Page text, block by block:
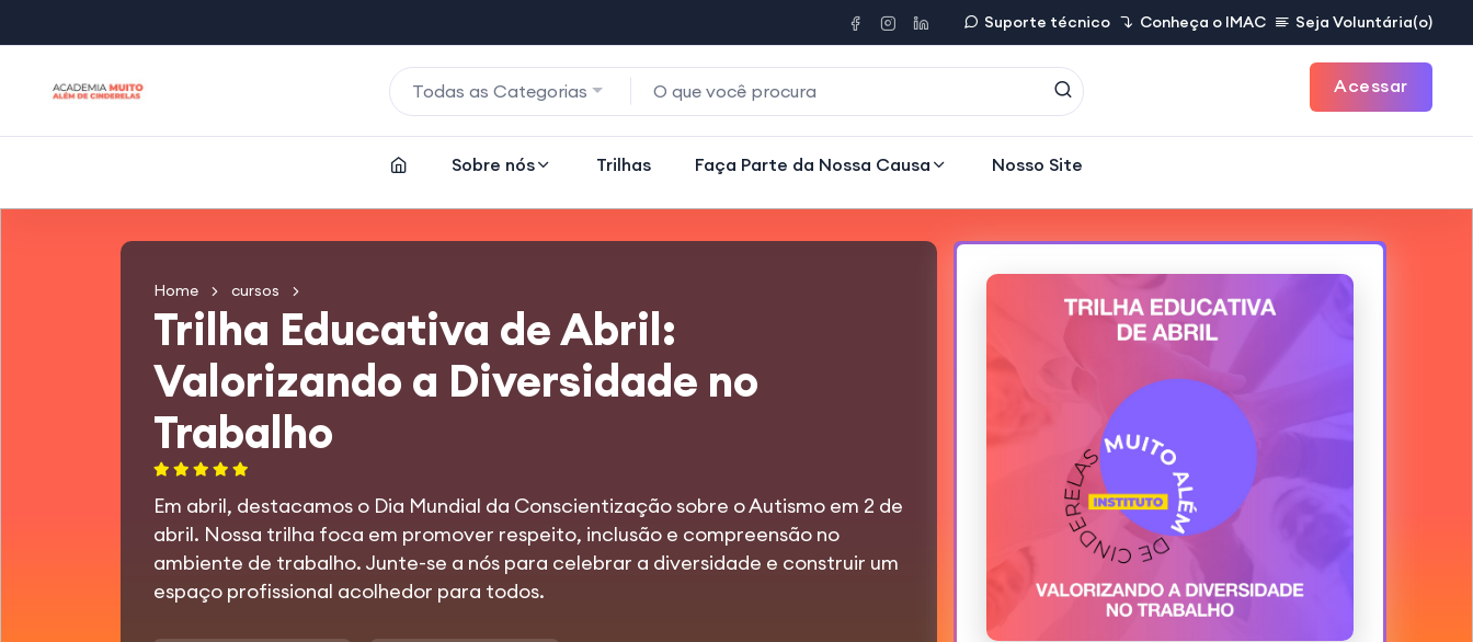
Suporte técnico Conheça o IMAC Seja Voluntária(o)
Todas as Categorias Acessar
Sobre nós Trilhas Faça Parte da Nossa Causa Nosso Site
Home cursos
Trilha Educativa de Abril:
Valorizando a Diversidade no
Trabalho
Em abril, destacamos o Dia Mundial da Conscientização sobre o Autismo em 2 de
abril. Nossa trilha foca em promover respeito, inclusão e compreensão no
ambiente de trabalho. Junte-se a nós para celebrar a diversidade e construir um
espaço profissional acolhedor para todos.